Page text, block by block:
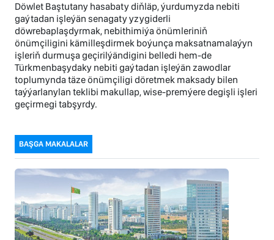
Döwlet Baştutany hasabaty diňläp, ýurdumyzda nebiti
gaýtadan işleýän senagaty yzygiderli
döwrebaplaşdyrmak, nebithimiýa önümleriniň
önümçiligini kämilleşdirmek boýunça maksatnamalaýyn
işleriň durmuşa geçirilýändigini belledi hem-de
Türkmenbaşydaky nebiti gaýtadan işleýän zawodlar
toplumynda täze önümçiligi döretmek maksady bilen
taýýarlanylan teklibi makullap, wise-premýere degişli işleri
geçirmegi tabşyrdy.
BAŞGA MAKALALAR